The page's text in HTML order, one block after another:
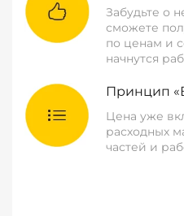
Забудьте о
сможете
по ценам и
начнутся
Принцип
Цена уже
расходных
частей и